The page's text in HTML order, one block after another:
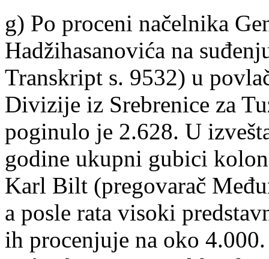
g) Po proceni načelnika
Hadžihasanovića na
Transkript s. 9532) u
Divizije iz Srebrenice za
poginulo je 2.628. U
godine ukupni gubici
Karl Bilt (pregovarač
a posle rata visoki
ih procenjuje na oko